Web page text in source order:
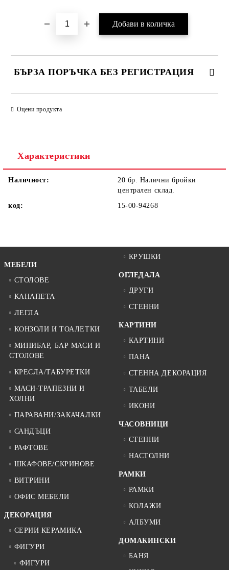
БЪРЗА ПОРЪЧКА БЕЗ РЕГИСТРАЦИЯ
Оцени продукта
Характеристики
Наличност:
20 бр. Налични бройки
централен склад.
код:
15-00-94268
МЕБЕЛИ
СТОЛОВЕ
КАНАПЕТА
ЛЕГЛА
КОНЗОЛИ И ТОАЛЕТКИ
МИНИБАР, БАР МАСИ И
СТОЛОВЕ
КРЕСЛА/ТАБУРЕТКИ
МАСИ-ТРАПЕЗНИ И
ХОЛНИ
ПАРАВАНИ/ЗАКАЧАЛКИ
САНДЪЦИ
РАФТОВЕ
ШКАФОВЕ/СКРИНОВЕ
ВИТРИНИ
ОФИС МЕБЕЛИ
ДЕКОРАЦИЯ
СЕРИИ КЕРАМИКА
ФИГУРИ
ФИГУРИ
КРУШКИ
ОГЛЕДАЛА
ДРУГИ
СТЕННИ
КАРТИНИ
КАРТИНИ
ПАНА
СТЕННА ДЕКОРАЦИЯ
ТАБЕЛИ
ИКОНИ
ЧАСОВНИЦИ
СТЕННИ
НАСТОЛНИ
РАМКИ
РАМКИ
КОЛАЖИ
АЛБУМИ
ДОМАКИНСКИ
БАНЯ